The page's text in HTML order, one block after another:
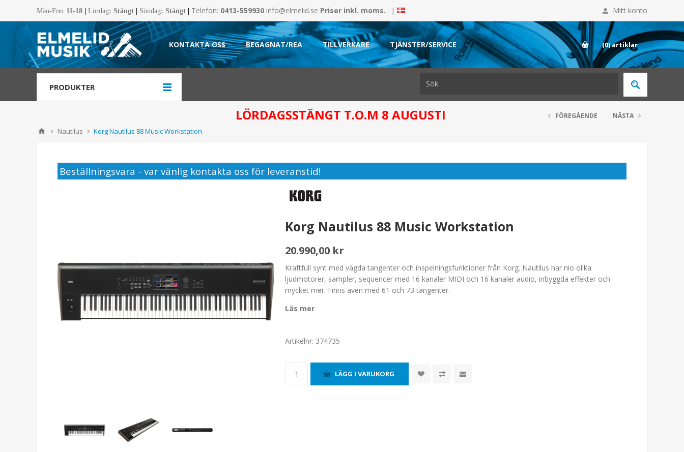
Mån-Fre: 11-18 Lördag: Stängt Söndag: Stängt Telefon: 0413-559930 info@elmelid.se Priser inkl. moms. | Mitt konto
KONTAKTA OSS BEGAGNAT/REA TILLVERKARE TJÄNSTER/SERVICE (0)artiklar
PRODUKTER
LÖRDAGSSTÄNGT T.O.M 8 AUGUSTI
Nautilus Korg Nautilus 88 Music Workstation
FÖREGÅENDE NÄSTA
Beställningsvara - var vänlig kontakta oss för leveranstid!
Korg Nautilus 88 Music Workstation
20.990,00 kr
Kraftfull synt med vägda tangenter och inspelningsfunktioner från Korg. Nautilus har nio olika
ljudmotorer, sampler, sequencer med 16 kanaler MIDI och 16 kanaler audio, inbyggda effekter och
mycket mer. Finns även med 61 och 73 tangenter.
Läs mer
Artikelnr: 374735